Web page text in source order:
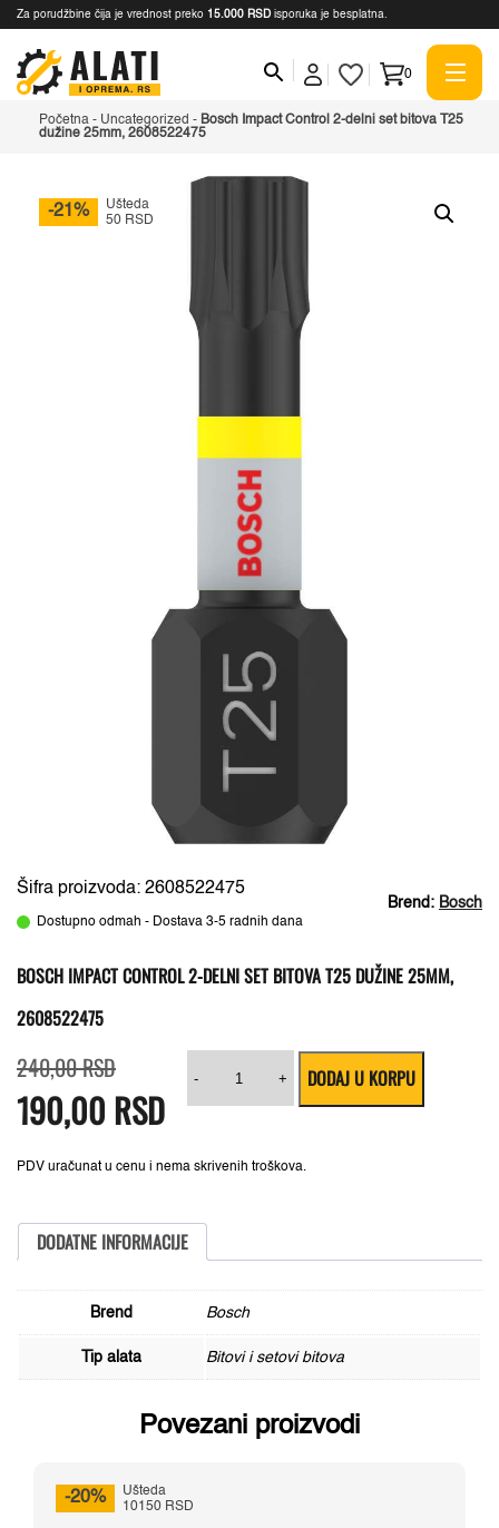
Za porudžbine čija je vrednost preko 15.000 RSD isporuka je besplatna.
0
Početna - Uncategorized - Bosch Impact Control 2-delni set bitova T25
dužine 25mm, 2608522475
-21%
Ušteda
50 RSD
Brend: Bosch
Šifra proizvoda: 2608522475
Dostupno odmah - Dostava 3-5 radnih dana
BOSCH IMPACT CONTROL 2-DELNI SET BITOVA T25 DUŽINE 25MM,
2608522475
240,00RSDcena
je
bila:
240,00 RSD.
190,00 RSD
cena
je:
190,00 RSD.
PDV uračunat u cenu i nema skrivenih troškova.
-
Impact
2-
bitova
25mm,
količina
+ DODAJ U KORPU
DODATNE INFORMACIJE
Brend Bosch
Tip alata Bitovi i setovi bitova
Povezani proizvodi
-20%
Ušteda
10150 RSD